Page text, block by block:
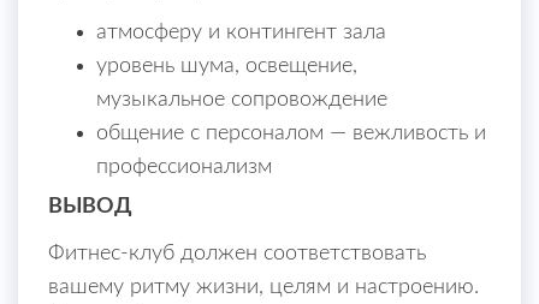
атмосферу и контингент зала
уровень шума, освещение,
музыкальное сопровождение
общение с персоналом — вежливость и
профессионализм
ВЫВОД
Фитнес-клуб должен соответствовать
вашему ритму жизни, целям и настроению.